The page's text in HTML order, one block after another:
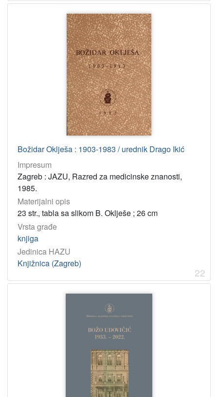
Božidar Oklješa : 1903-1983 / urednik Drago Ikić
Impresum
Zagreb : JAZU, Razred za medicinske znanosti,
1985.
Materijalni opis
23 str., tabla sa slikom B. Oklješe ; 26 cm
Vrsta građe
knjiga
Jedinica HAZU
Knjižnica (Zagreb)
22